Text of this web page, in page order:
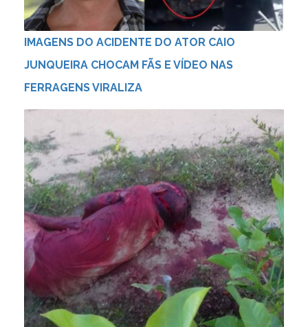
IMAGENS DO ACIDENTE DO ATOR CAIO
JUNQUEIRA CHOCAM FÃS E VÍDEO NAS
FERRAGENS VIRALIZA